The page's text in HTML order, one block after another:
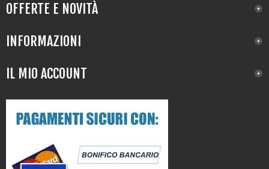
OFFERTE E NOVITÀ
INFORMAZIONI
IL MIO ACCOUNT